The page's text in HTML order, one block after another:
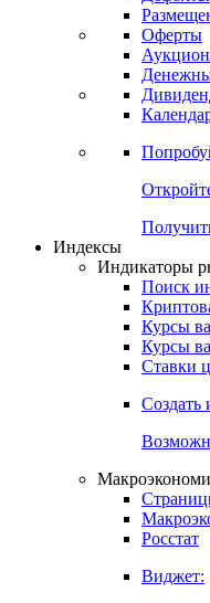
Календарь
Дефолты
Оферты
Индикаторы
Поиск
Курсы
Ставки
Создать